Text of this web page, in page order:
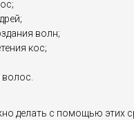
волн;
кос;
волос.
делать с помощью этих